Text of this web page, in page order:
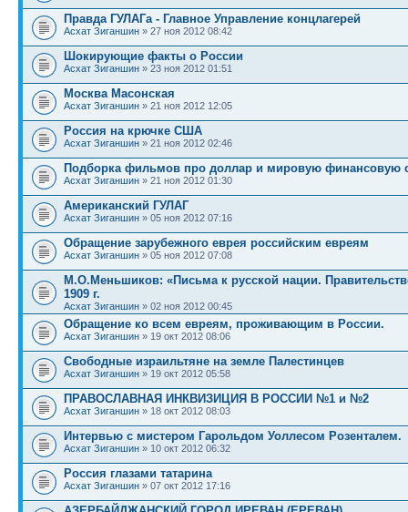
Правда ГУЛАГа - Главное Управление концлагерей
Асхат Зиганшин » 27 ноя 2012 08:42
Шокирующие факты о России
Асхат Зиганшин » 23 ноя 2012 01:51
Москва Масонская
Асхат Зиганшин » 21 ноя 2012 12:05
Россия на крючке США
Асхат Зиганшин » 21 ноя 2012 02:46
Подборка фильмов про доллар и мировую финансовую
Асхат Зиганшин » 21 ноя 2012 01:30
Американский ГУЛАГ
Асхат Зиганшин » 05 ноя 2012 07:16
Обращение зарубежного еврея российским евреям
Асхат Зиганшин » 05 ноя 2012 07:08
М.О.Меньшиков: «Письма к русской нации.
1909 г.
Асхат Зиганшин » 02 ноя 2012 00:45
Обращение ко всем евреям, проживающим в России.
Асхат Зиганшин » 19 окт 2012 08:06
Свободные израильтяне на земле Палестинцев
Асхат Зиганшин » 19 окт 2012 05:58
ПРАВОСЛАВНАЯ ИНКВИЗИЦИЯ В РОССИИ №1 и №2
Асхат Зиганшин » 18 окт 2012 08:03
Интервью с мистером Гарольдом Уоллесом Розенталем.
Асхат Зиганшин » 10 окт 2012 06:32
Россия глазами татарина
Асхат Зиганшин » 07 окт 2012 17:16